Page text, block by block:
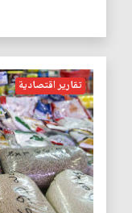
تقارير اقتصادية